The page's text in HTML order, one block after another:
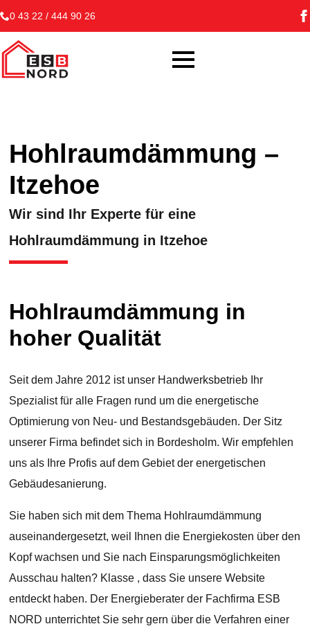
0 43 22 / 444 90 26
Hohlraumdämmung –
Itzehoe
Wir sind Ihr Experte für eine
Hohlraumdämmung in Itzehoe
Hohlraumdämmung in
hoher Qualität
Seit dem Jahre 2012 ist unser Handwerksbetrieb Ihr
Spezialist für alle Fragen rund um die energetische
Optimierung von Neu- und Bestandsgebäuden. Der Sitz
unserer Firma befindet sich in Bordesholm. Wir empfehlen
uns als Ihre Profis auf dem Gebiet der energetischen
Gebäudesanierung.
Sie haben sich mit dem Thema Hohlraumdämmung
auseinandergesetzt, weil Ihnen die Energiekosten über den
Kopf wachsen und Sie nach Einsparungsmöglichkeiten
Ausschau halten? Klasse , dass Sie unsere Website
entdeckt haben. Der Energieberater der Fachfirma ESB
NORD unterrichtet Sie sehr gern über die Verfahren einer